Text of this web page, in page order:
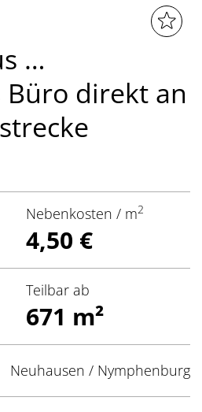
…
Büro direkt an
Nebenkosten / m2
4,50 €
Teilbar ab
671 m²
Neuhausen / Nymphenburg